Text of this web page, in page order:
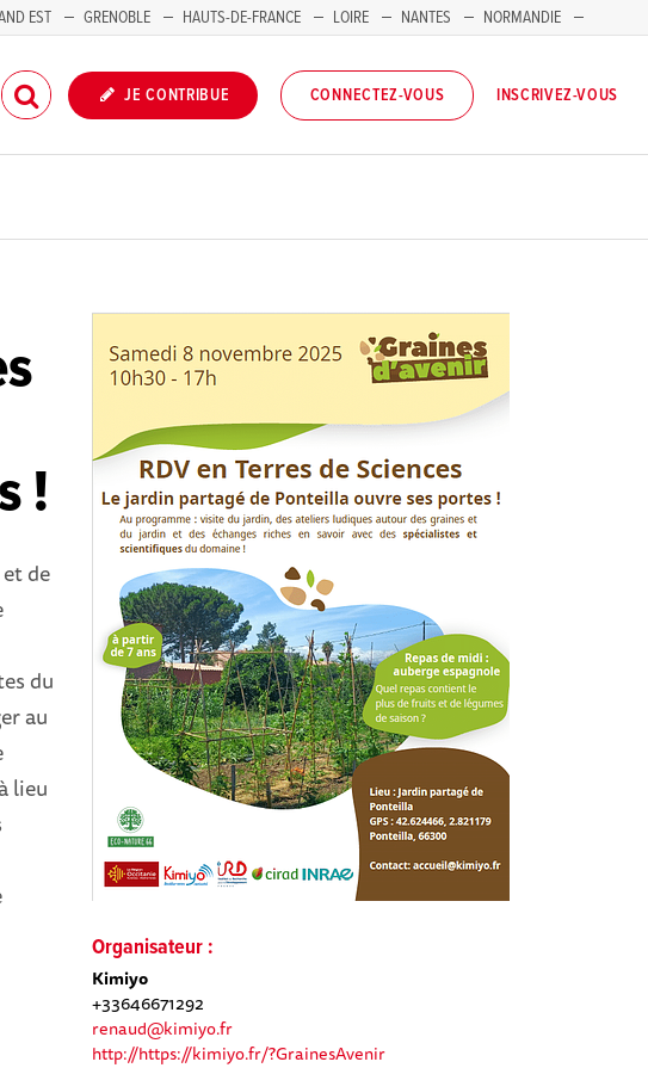
EST GRENOBLE HAUTS-DE-FRANCE LOIRE NANTES
NORMANDIE
JE CONTRIBUE CONNECTEZ-VOUS INSCRIVEZ-VOUS
!
de
du
au
lieu
Organisateur :
Kimiyo
+33646671292
renaud@kimiyo.fr
http://https://kimiyo.fr/?GrainesAvenir